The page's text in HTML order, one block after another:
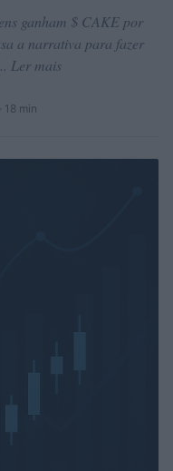
ganham $ CAKE por
a narrativa para fazer
Ler mais
· 18 min